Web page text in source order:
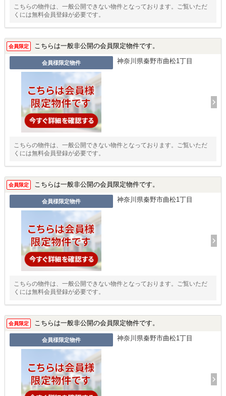
こちらの物件は、一般公開できない物件となっております。ご覧いただ
くには無料会員登録が必要です。
会員限定 こちらは一般非公開の会員限定物件です。
会員様限定物件 神奈川県秦野市曲松1丁目
こちらの物件は、一般公開できない物件となっております。ご覧いただ
くには無料会員登録が必要です。
会員限定 こちらは一般非公開の会員限定物件です。
会員様限定物件 神奈川県秦野市曲松1丁目
こちらの物件は、一般公開できない物件となっております。ご覧いただ
くには無料会員登録が必要です。
会員限定 こちらは一般非公開の会員限定物件です。
会員様限定物件 神奈川県秦野市曲松1丁目